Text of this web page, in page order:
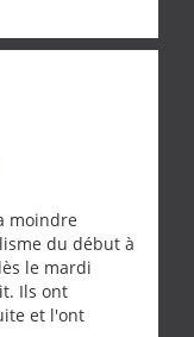
moindre
du début à
le mardi
Ils ont
et l'ont